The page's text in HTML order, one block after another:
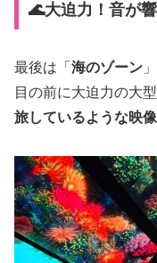
🌊大迫力！音が
最後は「 海のゾーン
目の前に大迫力の大
旅しているような映